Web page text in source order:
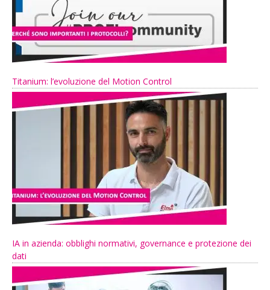
Titanium: l’evoluzione del Motion Control
IA in azienda: obblighi normativi, governance e protezione dei
dati